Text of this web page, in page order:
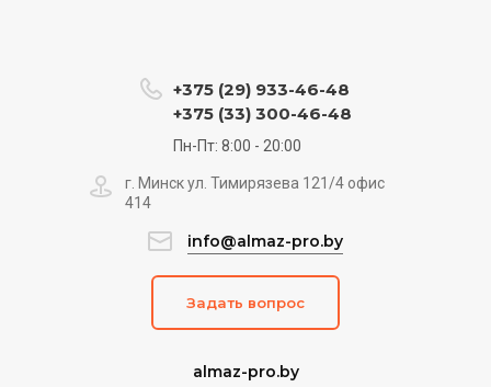
almaz-pro.by
+375 (29) 933-46-48
+375 (33) 300-46-48
Пн-Пт: 8:00 - 20:00
г. Минск ул. Тимирязева 121/4 офис
414
info@almaz-pro.by
Задать вопрос